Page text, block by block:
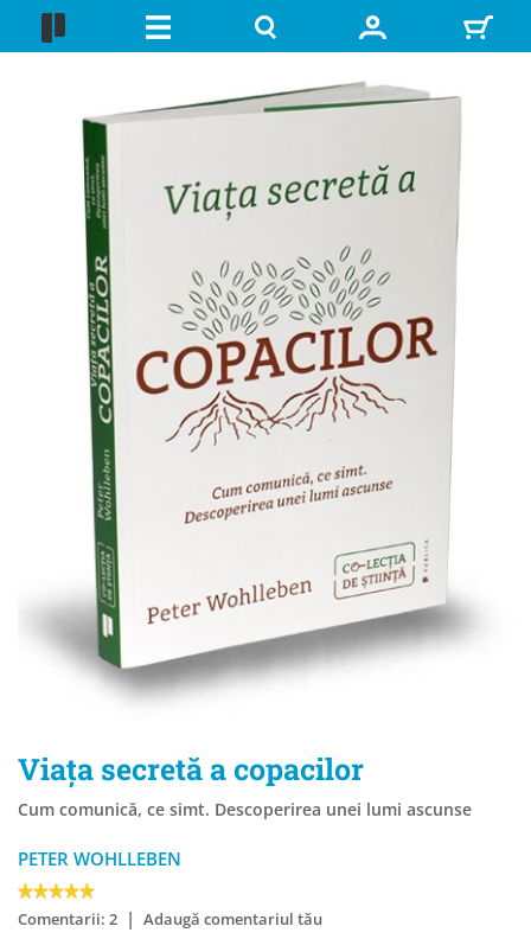
Viața secretă a copacilor
Cum comunică, ce simt. Descoperirea unei lumi ascunse
PETER WOHLLEBEN
Comentarii: 2 | Adaugă comentariul tău